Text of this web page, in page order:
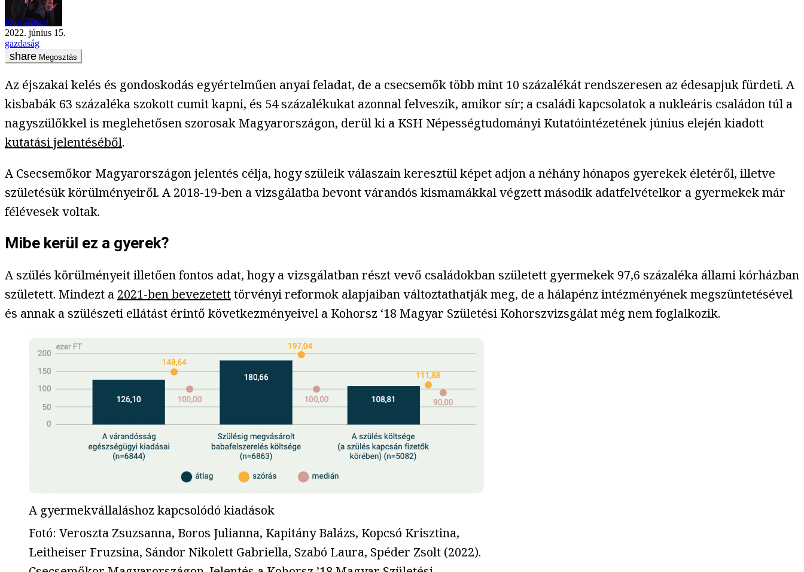
Kun Zsuzsi
2022. június 15.
gazdaság
Megosztás
Az éjszakai kelés és gondoskodás egyértelműen anyai feladat, de a csecsemők több mint 10 százalékát rendszeresen az édesapjuk fürdeti. A
kisbabák 63 százaléka szokott cumit kapni, és 54 százalékukat azonnal felveszik, amikor sír; a családi kapcsolatok a nukleáris családon túl a
nagyszülőkkel is meglehetősen szorosak Magyarországon, derül ki a KSH Népességtudományi Kutatóintézetének június elején kiadott
kutatási jelentéséből.
A Csecsemőkor Magyarországon jelentés célja, hogy szüleik válaszain keresztül képet adjon a néhány hónapos gyerekek életéről, illetve
születésük körülményeiről. A 2018-19-ben a vizsgálatba bevont várandós kismamákkal végzett második adatfelvételkor a gyermekek már
félévesek voltak.
Mibe kerül ez a gyerek?
A szülés körülményeit illetően fontos adat, hogy a vizsgálatban részt vevő családokban született gyermekek 97,6 százaléka állami kórházban
született. Mindezt a 2021-ben bevezetetttörvényi reformok alapjaiban változtathatják meg, de a hálapénz intézményének megszüntetésével
és annak a szülészeti ellátást érintő következményeivel a Kohorsz ‘18 Magyar Születési Kohorszvizsgálat még nem foglalkozik.
A gyermekvállaláshoz kapcsolódó kiadások
Fotó: Veroszta Zsuzsanna, Boros Julianna, Kapitány Balázs, Kopcsó Krisztina,
Leitheiser Fruzsina, Sándor Nikolett Gabriella, Szabó Laura, Spéder Zsolt (2022).